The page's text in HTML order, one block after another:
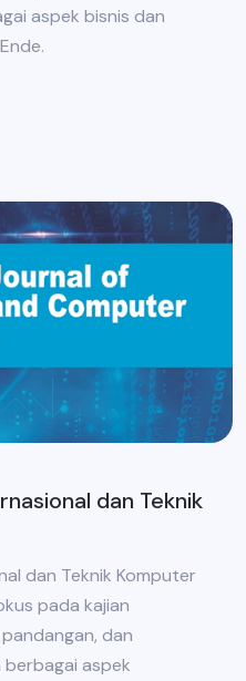
aspek bisnis dan
dan Teknik
dan Teknik Komputer
pada kajian
dan
aspek